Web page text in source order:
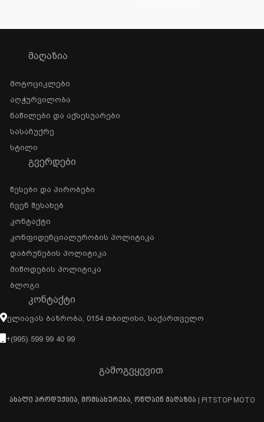
ᲛᲐᲦᲐᲖᲘᲐ
Მოტოციკლები
Აღჭურვილობა
Ნაწილები Და Აქსესუარები
Სასაჩუქრე
Სტილი
ᲒᲕᲔᲠᲓᲔᲑᲘ
Წესები Და Პირობები
Ჩვენ Შესახებ
Კონტაქტი
Კონფიდენციალურობის Პოლიტიკა
Დაბრუნების Პოლიტიკა
Მიწოდების Პოლიტიკა
Ბლოგი
ᲙᲝᲜᲢᲐᲥᲢᲘ
Ელიავას Ბაზრობა, 0154 Თბილისი, Საქართველო
+(995) 599 99 40 99
გამოგვყევით
ახალი პროდუქცია, მომსახურება, ონლაინ მაღაზია | PITSTOP MOTO